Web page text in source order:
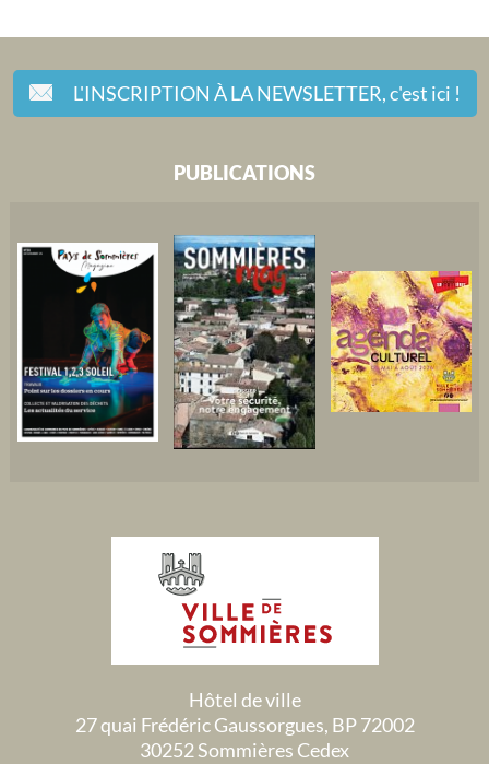
L'INSCRIPTION À LA NEWSLETTER,c'est ici !
PUBLICATIONS
Hôtel de ville
27 quai Frédéric Gaussorgues, BP 72002
30252 Sommières Cedex